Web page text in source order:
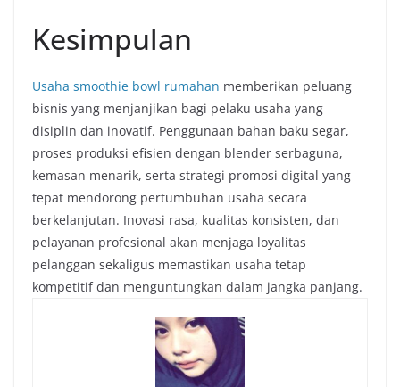
Kesimpulan
Usaha smoothie bowl rumahan memberikan peluang
bisnis yang menjanjikan bagi pelaku usaha yang
disiplin dan inovatif. Penggunaan bahan baku segar,
proses produksi efisien dengan blender serbaguna,
kemasan menarik, serta strategi promosi digital yang
tepat mendorong pertumbuhan usaha secara
berkelanjutan. Inovasi rasa, kualitas konsisten, dan
pelayanan profesional akan menjaga loyalitas
pelanggan sekaligus memastikan usaha tetap
kompetitif dan menguntungkan dalam jangka panjang.